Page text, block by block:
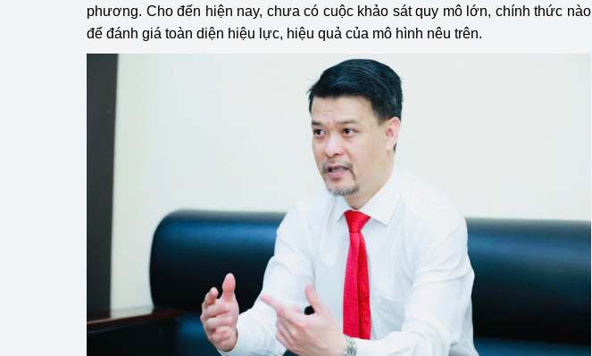
Album ảnh bảo vệ môi trường
Đọc báo giúp bạn
Bảo vệ nền tảng tư tưởng của Đảng
Doanh nghiệp - Người dân
Xúc tiến thương mại Khu vực miền Bắc
Thị trường nước ngoài
Thị trường trong nước
Ngành Công Thương đưa nghị quyết
Đại hội XIV của Đảng vào cuộc sống
Phát triển công nghiệp Công nghiệp nền tảng
Chính sách
Sản xuất công nghiệp
Phát triển năng lượng
phương. Cho đến hiện nay, chưa có cuộc khảo sát quy mô lớn, chính thức nào
để đánh giá toàn diện hiệu lực, hiệu quả của mô hình nêu trên.